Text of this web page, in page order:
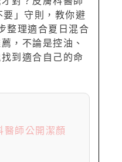
」守則，教你避
整理適合夏日混合
，不論是控油、
到適合自己的命
醫師公開潔顏